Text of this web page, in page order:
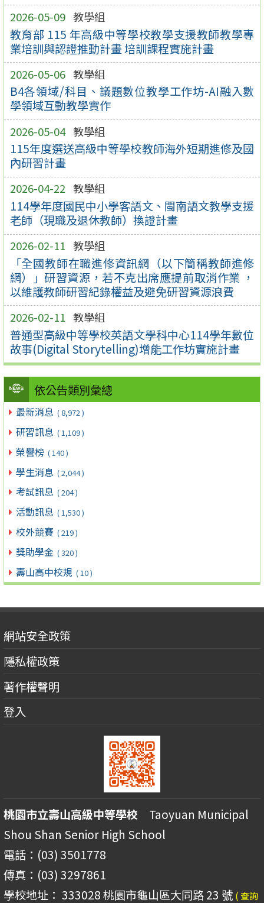
2026-05-09 教學組
教育部 115 年高級中等學校教學支援教師教學專
業培訓與認證推動計畫 培訓課程實施計畫
2026-05-06 教學組
B4各領域/科目、議題數位教學工作坊-AI融入數
學領域互動教學實作
2026-05-04 教學組
115年度選送高級中等學校教師海外短期進修及國
內研習計畫
2026-04-22 教學組
114學年度國民中小學客語文、閩南語文教學支援
老師（現職及退休教師）換證計畫
2026-02-11 教學組
「全國教師在職進修資訊網（以下簡稱教師進修
網）」研習資源，若不克出席應提前取消作業 ，
以維護教師研習紀錄權益及避免研習資源浪費
2026-02-11 教學組
普通型高級中等學校英語文學科中心114學年數位
故事(Digital Storytelling)增能工作坊實施計畫
依公告類別彙總
最新消息 ( 8,972 )
研習訊息 ( 1,109 )
榮譽榜 ( 140 )
學生消息 ( 2,044 )
考試訊息 ( 204 )
活動訊息 ( 1,530 )
校外競賽 ( 219 )
獎助學金 ( 320 )
壽山高中校規 ( 10 )
網站安全政策
隱私權政策
著作權聲明
登入
桃園市立壽山高級中等學校 Taoyuan Municipal
Shou Shan Senior High School
電話：(03) 3501778
傳真：(03) 3297861
學校地址： 333028 桃園市龜山區大同路 23 號 ( 查詢